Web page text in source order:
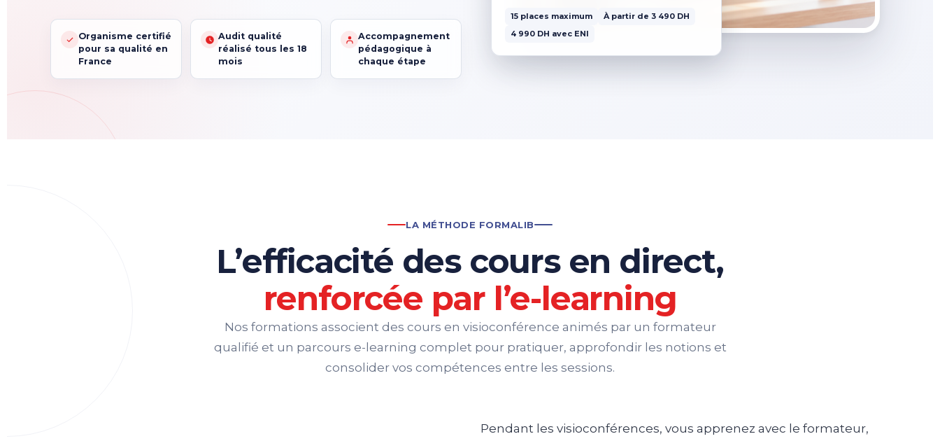
Organisme certifié
pour sa qualité en
France
Audit qualité
réalisé tous les 18
mois
Accompagnement
pédagogique à
chaque étape
15 places maximum
À partir de 3 490 DH
4 990 DH avec ENI
LA MÉTHODE FORMALIB
L’efficacité des cours en direct,
renforcée par l’e-learning
Nos formations associent des cours en visioconférence animés par un formateur
qualifié et un parcours e-learning complet pour pratiquer, approfondir les notions et
consolider vos compétences entre les sessions.
Pendant les visioconférences, vous apprenez avec le formateur,